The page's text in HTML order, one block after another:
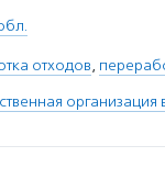
отходов,